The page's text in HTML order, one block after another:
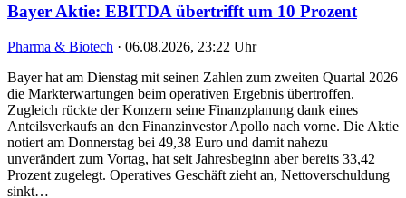
Bayer Aktie: EBITDA übertrifft um 10 Prozent
Pharma & Biotech · 06.08.2026, 23:22 Uhr
Bayer hat am Dienstag mit seinen Zahlen zum zweiten Quartal 2026
die Markterwartungen beim operativen Ergebnis übertroffen.
Zugleich rückte der Konzern seine Finanzplanung dank eines
Anteilsverkaufs an den Finanzinvestor Apollo nach vorne. Die Aktie
notiert am Donnerstag bei 49,38 Euro und damit nahezu
unverändert zum Vortag, hat seit Jahresbeginn aber bereits 33,42
Prozent zugelegt. Operatives Geschäft zieht an, Nettoverschuldung
sinkt…